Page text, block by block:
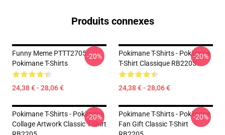
Produits connexes
Funny Meme PTTT2705
Pokimane T-Shirts
24,38 € - 28,06 €
-20%
Pokimane T-Shirts - Pokimane
T-Shirt Classique RB2205
24,38 € - 28,06 €
-20%
Pokimane T-Shirts - Pokimane
Collage Artwork Classic T-Shirt
-20%
Pokimane T-Shirts - Pokimane
Fan Gift Classic T-Shirt
-20%